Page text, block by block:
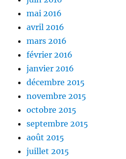
mai 2016
avril 2016
mars 2016
février 2016
janvier 2016
décembre 2015
novembre 2015
octobre 2015
septembre 2015
août 2015
juillet 2015